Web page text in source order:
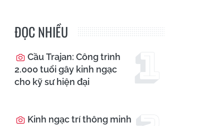
ĐỌC NHIỀU
Cầu Trajan: Công trình
2.000 tuổi gây kinh ngạc
cho kỹ sư hiện đại
Kinh ngạc trí thông minh